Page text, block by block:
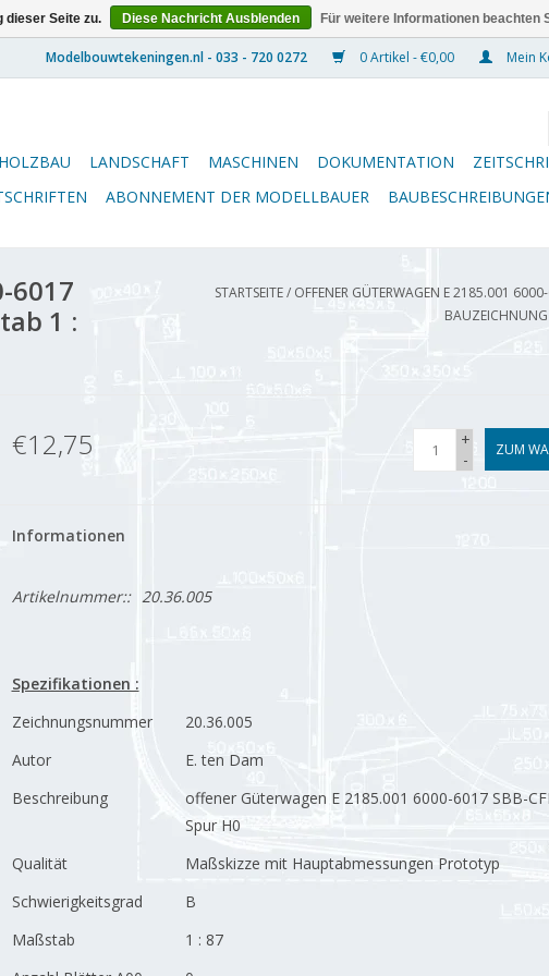
0 Artikel - €0,00 Mein
HOLZBAU LANDSCHAFT MASCHINEN DOKUMENTATION
ABONNEMENT DER MODELLBAUER
6017
1 :
STARTSEITE/ OFFENER GÜTERWAGEN E 2185.001
€12,75
+
-
ZUM
Informationen
Artikelnummer:: 20.36.005
Spezifikationen :
Zeichnungsnummer
20.36.005
Autor
E. ten Dam
Beschreibung
offener Güterwagen E 2185.001 6000-6017 SBB-
Spur H0
Qualität
Maßskizze mit Hauptabmessungen Prototyp
Schwierigkeitsgrad
B
Maßstab
1 : 87
dieser Seite zu. Diese Nachricht Ausblenden Für weitere Informationen beachten